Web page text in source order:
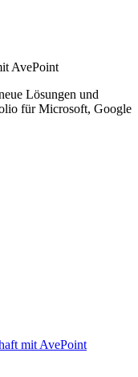
AvePoint
Lösungen und
für Microsoft, Google
mit AvePoint